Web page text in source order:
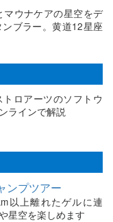
マウナケアの星空をデ
ブラー。黄道12星座
ロアーツのソフトウ
ラインで解説
ンプツアー
以上離れたゲルに連
星空を楽しめます